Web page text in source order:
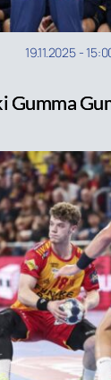
19.11.2025-
Gumma